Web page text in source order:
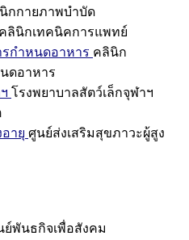
กกายภาพบำบัด
คลินิกเทคนิคการแพทย์
กำหนดอาหาร คลินิก
ดอาหาร
โรงพยาบาลสัตว์เล็กจุฬาฯ
ายุ ศูนย์ส่งเสริมสุขภาวะผู้สูง
ย์พันธกิจเพื่อสังคม